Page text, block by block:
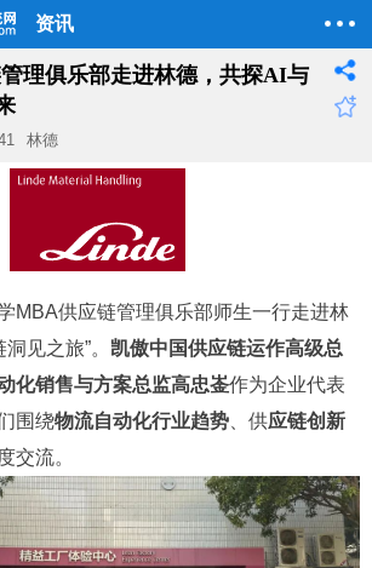
资讯
理俱乐部走进林德，共探AI与
林德
MBA供应链管理俱乐部师生一行走进林
见之旅”。 凯傲中国供应链运作高级总
化销售与方案总监高忠崟作为企业代表
围绕物流自动化行业趋势 供应链创新
交流。